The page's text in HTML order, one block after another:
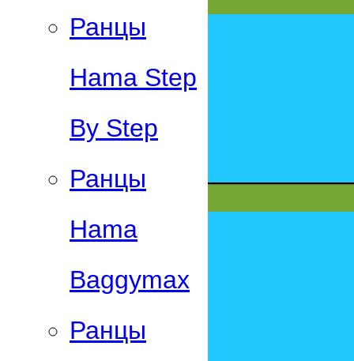
Ранцы
Hama Step
By Step
Ранцы
Hama
Baggymax
Ранцы